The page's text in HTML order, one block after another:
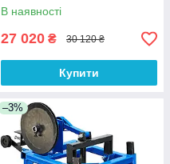
В наявності
27 020 ₴ 30 120 ₴
Купити
–3%